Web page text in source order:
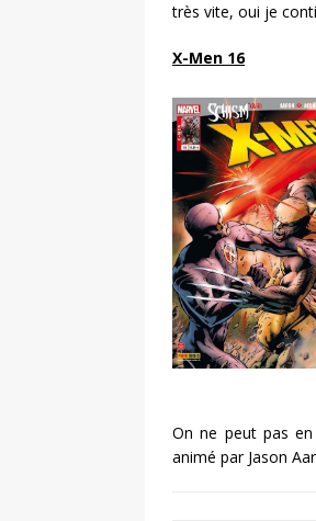
très vite, oui je
X-Men 16
On ne peut pas
animé par Jason